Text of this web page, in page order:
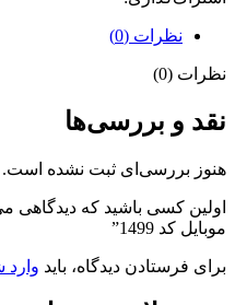
نظرات (0)
نظرات (0)
نقد و بررسی‌ها
هنوز بررسی‌ای ثبت نشده است.
اولین کسی باشید که دیدگاهی
موبایل کد 1499”
برای فرستادن دیدگاه، باید وارد